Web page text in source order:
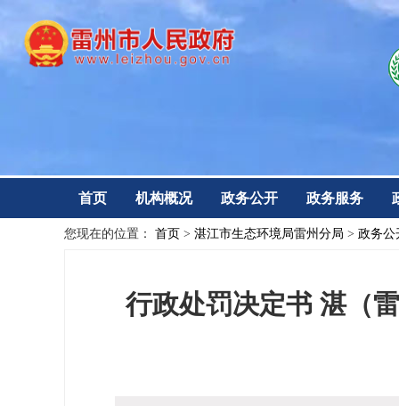
首页 机构概况 政务公开 政务服务
您现在的位置： 首页 > 湛江市生态环境局雷州分局 > 政务公
行政处罚决定书 湛（